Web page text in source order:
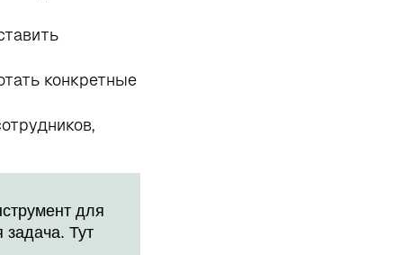
конкретные
для
Тут